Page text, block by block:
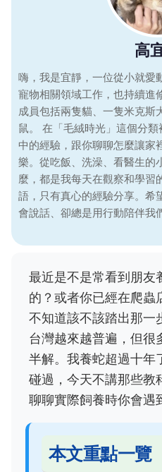
高
嗨，我是宜靜，一位從小就愛
寵物相關領域工作，也持續進
成員包括兩隻貓、一隻米克斯
鼠。 在「毛絨時光」這個分
中的經驗，跟你聊聊怎麼讓家
樂。從吃飯、洗澡、看醫生的
麼，都是我每天在觀察和學習
語，只有真心的經驗分享。希
會說話、卻總是用行動陪伴我
最近是不是常看到朋友
的？或者你已經在爬蟲
不知道該不該踏出那一
台灣越來越普遍，但很
半解。我養蛇超過十年
碰過，今天不講那些教
聊聊實際飼養時你會遇
本文重點一覽